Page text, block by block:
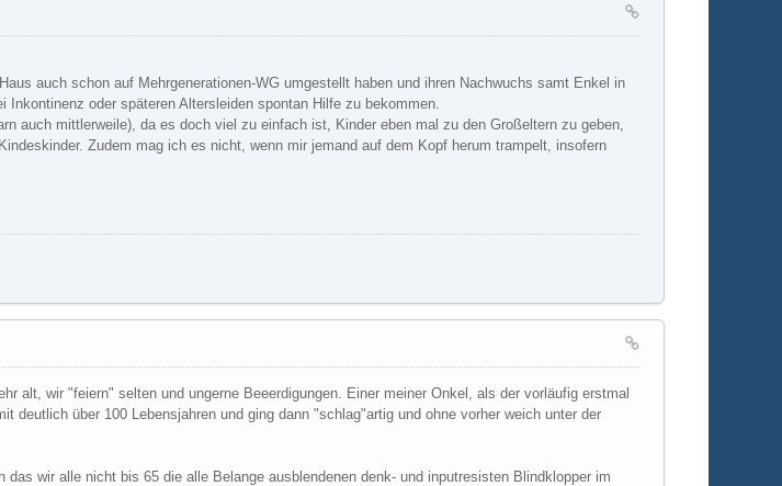
auch schon auf Mehrgenerationen-WG umgestellt haben und ihren Nachwuchs samt Enkel in
Inkontinenz oder späteren Altersleiden spontan Hilfe zu bekommen.
auch mittlerweile), da es doch viel zu einfach ist, Kinder eben mal zu den Großeltern zu geben,
Zudem mag ich es nicht, wenn mir jemand auf dem Kopf herum trampelt, insofern
alt, wir "feiern" selten und ungerne Beeerdigungen. Einer meiner Onkel, als der vorläufig erstmal
deutlich über 100 Lebensjahren und ging dann "schlag"artig und ohne vorher weich unter der
wir alle nicht bis 65 die alle Belange ausblendenen denk- und inputresisten Blindklopper im